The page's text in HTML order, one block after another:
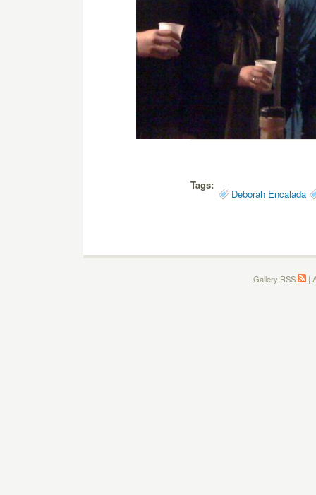
Tags:
Deborah Encalada
Gallery RSS |